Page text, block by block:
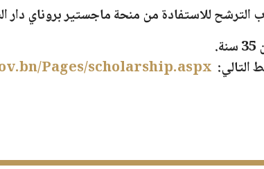
الترشح للاستفادة منمنحة ماجستير بروناي دار
.
التالي: Pages/scholarship.aspx